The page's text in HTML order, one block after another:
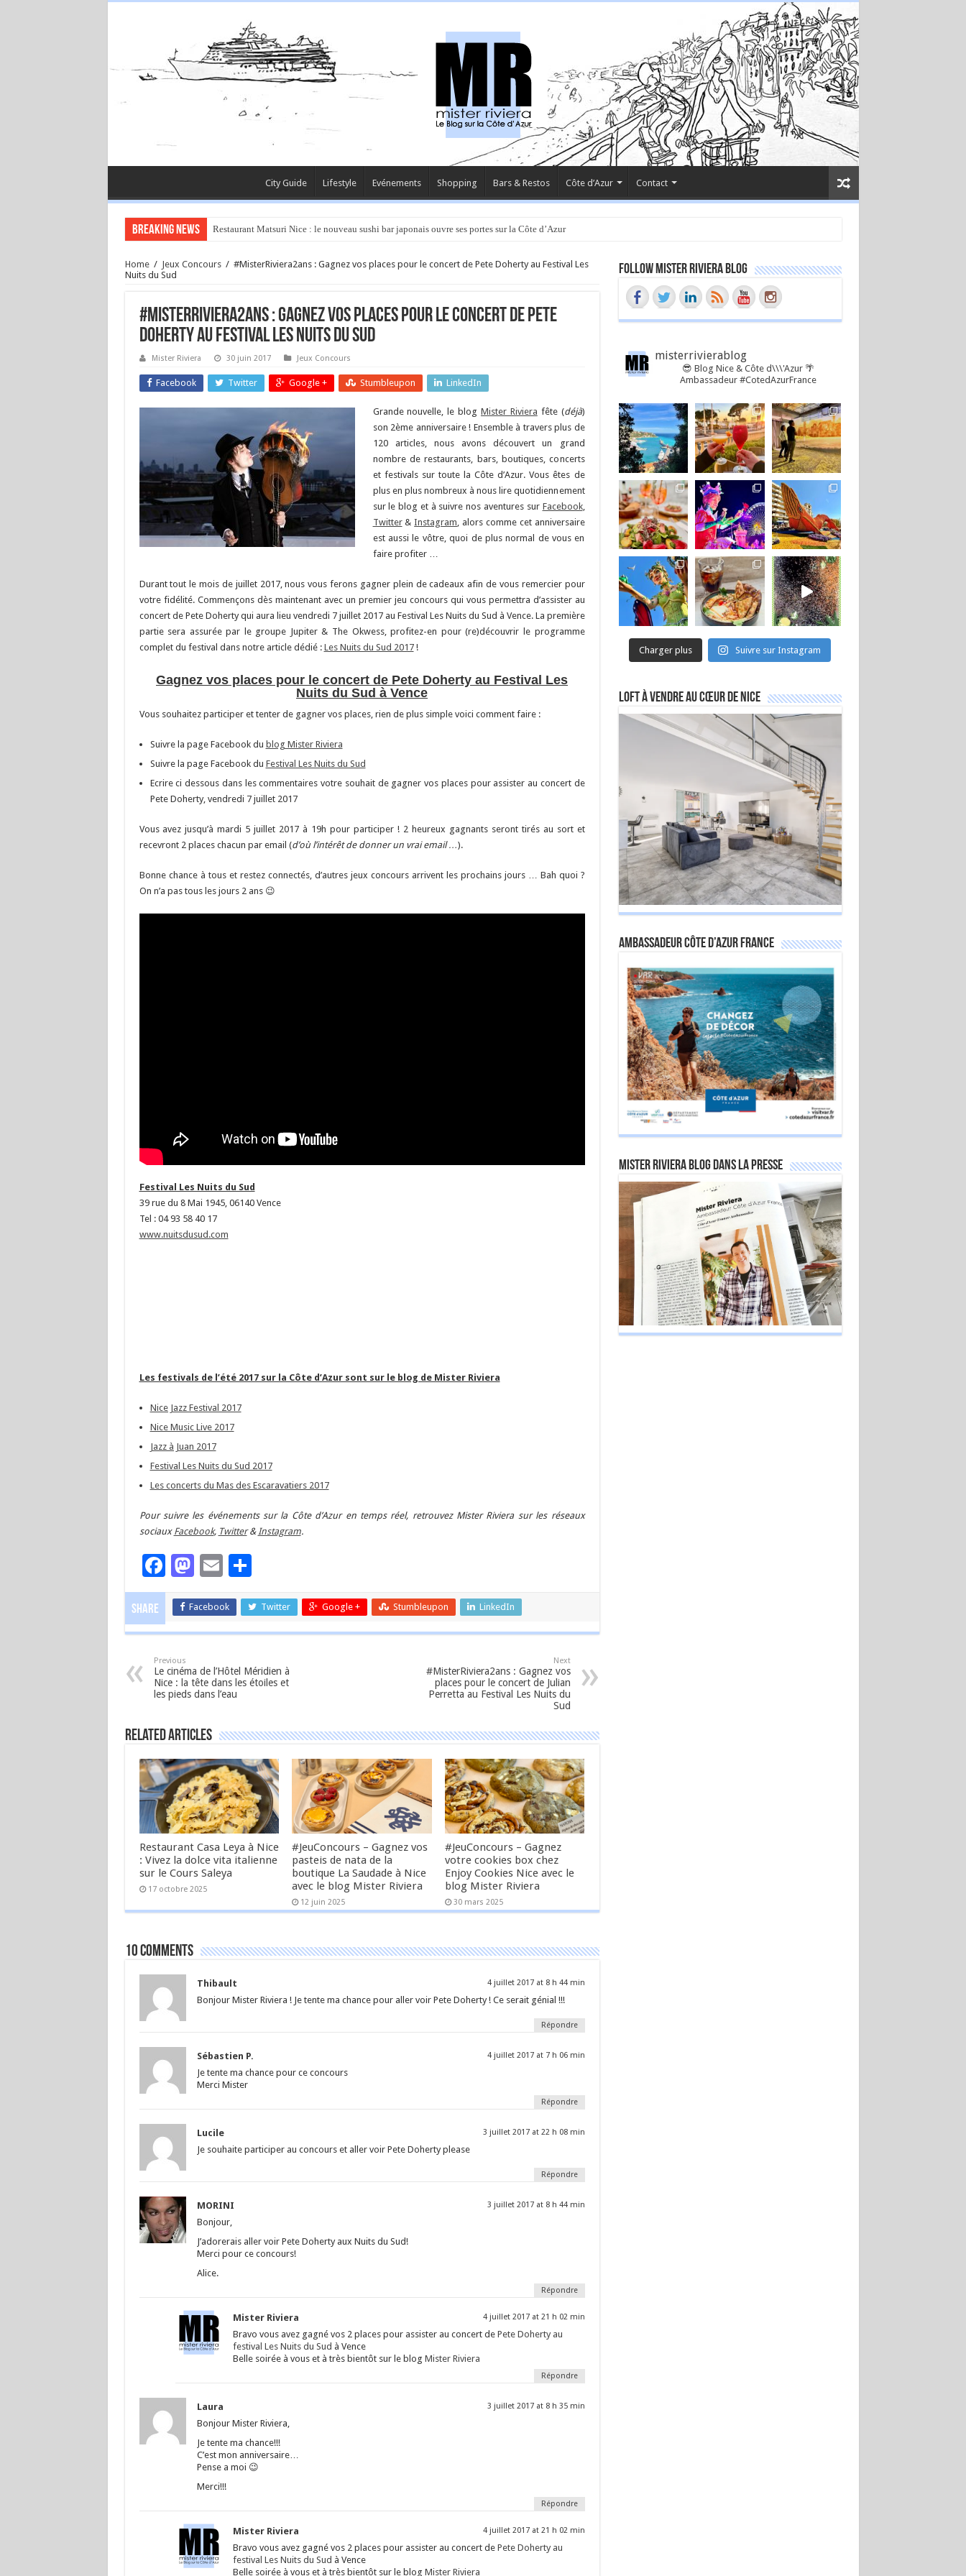
City Guide Lifestyle Evénements Shopping Bars & Restos Côte d’Azur Contact
Breaking News Restaurant Matsuri Nice : le nouveau sushi bar japonais ouvre ses portes sur la Côte d’Azur
Home / Jeux Concours / #MisterRiviera2ans : Gagnez vos places pour le concert de Pete Doherty au Festival Les
Nuits du Sud
#MisterRiviera2ans : Gagnez vos places pour le concert de Pete
Doherty au Festival Les Nuits du Sud
Mister Riviera 30 juin 2017 Jeux Concours
Facebook Twitter Google + Stumbleupon LinkedIn
Grande nouvelle, le blog Mister Riviera fête (déjà)
son 2ème anniversaire ! Ensemble à travers plus de
120 articles, nous avons découvert un grand
nombre de restaurants, bars, boutiques, concerts
et festivals sur toute la Côte d’Azur. Vous êtes de
plus en plus nombreux à nous lire quotidiennement
sur le blog et à suivre nos aventures sur Facebook,
Twitter&Instagram, alors comme cet anniversaire
est aussi le vôtre, quoi de plus normal de vous en
faire profiter …
Durant tout le mois de juillet 2017, nous vous ferons gagner plein de cadeaux afin de vous remercier pour
votre fidélité. Commençons dès maintenant avec un premier jeu concours qui vous permettra d’assister au
concert de Pete Doherty qui aura lieu vendredi 7 juillet 2017 au Festival Les Nuits du Sud à Vence. La première
partie sera assurée par le groupe Jupiter & The Okwess, profitez-en pour (re)découvrir le programme
complet du festival dans notre article dédié : Les Nuits du Sud 2017!
Gagnez vos places pour le concert de Pete Doherty au Festival Les
Nuits du Sud à Vence
Vous souhaitez participer et tenter de gagner vos places, rien de plus simple voici comment faire :
Suivre la page Facebook du blog Mister Riviera
Suivre la page Facebook du Festival Les Nuits du Sud
Ecrire ci dessous dans les commentaires votre souhait de gagner vos places pour assister au concert de
Pete Doherty, vendredi 7 juillet 2017
Vous avez jusqu’à mardi 5 juillet 2017 à 19h pour participer ! 2 heureux gagnants seront tirés au sort et
recevront 2 places chacun par email (d’où l’intérêt de donner un vrai email …).
Bonne chance à tous et restez connectés, d’autres jeux concours arrivent les prochains jours … Bah quoi ?
On n’a pas tous les jours 2 ans 😉
Festival Les Nuits du Sud
39 rue du 8 Mai 1945, 06140 Vence
Tel : 04 93 58 40 17
www.nuitsdusud.com
Les festivals de l’été 2017 sur la Côte d’Azur sont sur le blog de Mister Riviera
Nice Jazz Festival 2017
Nice Music Live 2017
Jazz à Juan 2017
Festival Les Nuits du Sud 2017
Les concerts du Mas des Escaravatiers 2017
Pour suivre les événements sur la Côte d’Azur en temps réel, retrouvez Mister Riviera sur les réseaux
sociaux Facebook, Twitter&Instagram.
Facebook
Mastodon
EmailPartager
Share Facebook Twitter Google + Stumbleupon LinkedIn
Previous
Le cinéma de l’Hôtel Méridien à
Nice : la tête dans les étoiles et
les pieds dans l’eau
Next
#MisterRiviera2ans : Gagnez vos
places pour le concert de Julian
Perretta au Festival Les Nuits du
Sud
Related Articles
Restaurant Casa Leya à Nice
: Vivez la dolce vita italienne
sur le Cours Saleya
17 octobre 2025
#JeuConcours – Gagnez vos
pasteis de nata de la
boutique La Saudade à Nice
avec le blog Mister Riviera
12 juin 2025
#JeuConcours – Gagnez
votre cookies box chez
Enjoy Cookies Nice avec le
blog Mister Riviera
30 mars 2025
10 comments
Thibault 4 juillet 2017 at 8 h 44 min
Bonjour Mister Riviera ! Je tente ma chance pour aller voir Pete Doherty ! Ce serait génial !!!
Répondre
Sébastien P. 4 juillet 2017 at 7 h 06 min
Je tente ma chance pour ce concours
Merci Mister
Répondre
Lucile 3 juillet 2017 at 22 h 08 min
Je souhaite participer au concours et aller voir Pete Doherty please
Répondre
MORINI 3 juillet 2017 at 8 h 44 min
Bonjour,
J’adorerais aller voir Pete Doherty aux Nuits du Sud!
Merci pour ce concours!
Alice.
Répondre
Mister Riviera 4 juillet 2017 at 21 h 02 min
Bravo vous avez gagné vos 2 places pour assister au concert de Pete Doherty au
festival Les Nuits du Sud à Vence
Belle soirée à vous et à très bientôt sur le blog Mister Riviera
Répondre
Laura 3 juillet 2017 at 8 h 35 min
Bonjour Mister Riviera,
Je tente ma chance!!!
C’est mon anniversaire…
Pense a moi 😉
Merci!!!
Répondre
Mister Riviera 4 juillet 2017 at 21 h 02 min
Bravo vous avez gagné vos 2 places pour assister au concert de Pete Doherty au
festival Les Nuits du Sud à Vence
Belle soirée à vous et à très bientôt sur le blog Mister Riviera
Follow Mister Riviera Blog
misterrivierablog
😎 Blog Nice & Côte d\\\'Azur 🌴
Ambassadeur #CotedAzurFrance
Charger plus Suivre sur Instagram
Loft à vendre au cœur de Nice
Ambassadeur Côte d’Azur France
Mister Riviera Blog dans la Presse